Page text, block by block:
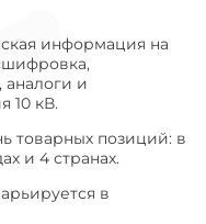
информация на
аналоги и
10 кВ.
товарных позиций: в
и 4 странах.
в